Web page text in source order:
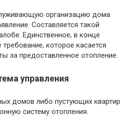
организацию дома
Составляется такой
Единственное, в конце
которое касается
за предоставленное отопление.
управления
домов либо пустующих квартир
систему отопления.